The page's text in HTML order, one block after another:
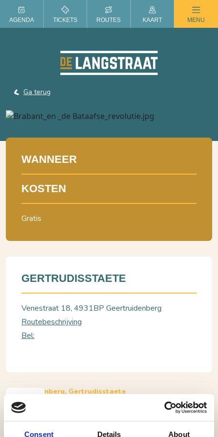
Consent Details About
ZOMER IN DE LANGSTRAAT
Ga terug
Geertruidenberg, Gertrudisstaete
Brabant en de Bataafse Revolutie
Lezing Oudheidkundige Kring Geertruydenberghe
WANNEER
KOSTEN
Gratis
GERTRUDISSTAETE
Venestraat 18, 4931BP Geertruidenberg
Routebeschrijving
Bel:
AGENDA TICKETS ROUTES KAART MENU